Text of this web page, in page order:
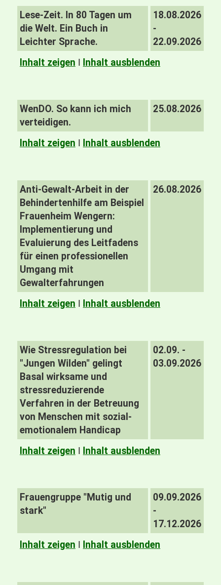
Lese-Zeit. In 80 Tagen um
die Welt. Ein Buch in
Leichter Sprache.
18.08.2026
-
22.09.2026
Inhalt zeigen I Inhalt ausblenden
WenDO. So kann ich mich
verteidigen.
25.08.2026
Inhalt zeigen I Inhalt ausblenden
Anti-Gewalt-Arbeit in der
Behindertenhilfe am Beispiel
Frauenheim Wengern:
Implementierung und
Evaluierung des Leitfadens
für einen professionellen
Umgang mit
Gewalterfahrungen
26.08.2026
Inhalt zeigen I Inhalt ausblenden
Wie Stressregulation bei
"Jungen Wilden" gelingt
Basal wirksame und
stressreduzierende
Verfahren in der Betreuung
von Menschen mit sozial-
emotionalem Handicap
02.09. -
03.09.2026
Inhalt zeigen I Inhalt ausblenden
Frauengruppe "Mutig und
stark"
09.09.2026
-
17.12.2026
Inhalt zeigen I Inhalt ausblenden